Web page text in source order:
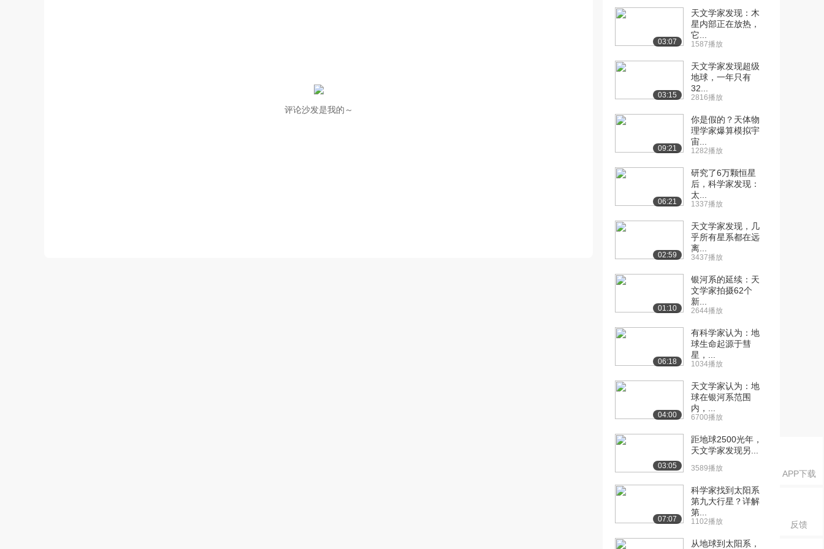
APP下载
反馈
评论沙发是我的～
[10] 【天文5】伽利略追求
2669播放
08:07
[11] 【天文6】牛顿的一
06:50
[12] 【天文6】牛顿的一
06:43
[13] 【天文7】牛顿万有引
力定律的发现过...
06:51
力定律的发现过...
成功预言！以及...
[16] 【天文8】哈雷彗星被
成功预言！以及...
2112播放
[17] 【天文9】什么是岁
2501播放
[18] 【天文9】什么是岁
2223播放
[19] 【天文10】如何测量
恒星的距离？1...
2613播放
[20] 【天文10】如何测量
恒星的距离？1...
03:07
天文学家发现：木
星内部正在放热，
它...
1587播放
03:15
天文学家发现超级
地球，一年只有
32...
2816播放
09:21
你是假的？天体物
理学家爆算模拟宇
宙...
1282播放
06:21
研究了6万颗恒星
后，科学家发现：
太...
1337播放
02:59
天文学家发现，几
乎所有星系都在远
离...
3437播放
01:10
银河系的延续：天
文学家拍摄62个
新...
2644播放
06:18
有科学家认为：地
球生命起源于彗
星，...
1034播放
04:00
天文学家认为：地
球在银河系范围
内，...
6700播放
03:05
距地球2500光年，
天文学家发现另...
3589播放
07:07
科学家找到太阳系
第九大行星？详解
第...
1102播放
从地球到太阳系，